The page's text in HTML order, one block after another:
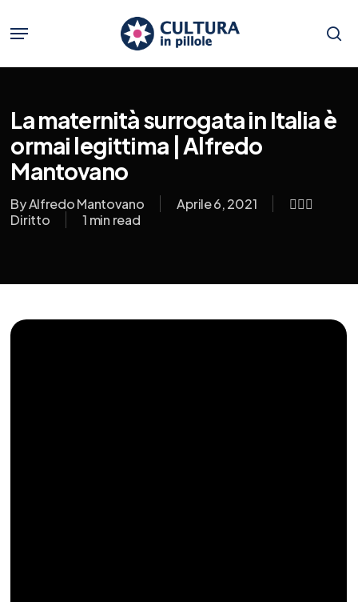
main
content
Menu
La maternità surrogata in Italia è
ormai legittima | Alfredo
Mantovano
ByAlfredo Mantovano Aprile 6, 2021
👨🏼‍⚖️
Diritto
1 min read